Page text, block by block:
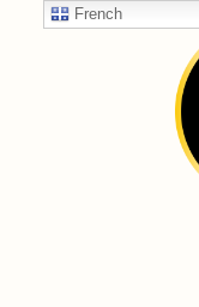
French